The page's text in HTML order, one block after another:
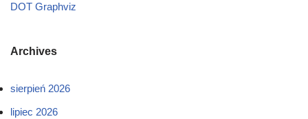
DOT Graphviz
Archives
sierpień 2026
lipiec 2026